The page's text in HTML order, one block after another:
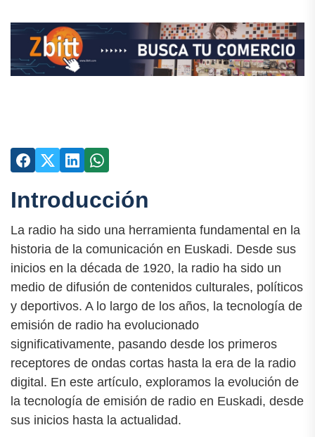
Introducción
La radio ha sido una herramienta fundamental en la
historia de la comunicación en Euskadi. Desde sus
inicios en la década de 1920, la radio ha sido un
medio de difusión de contenidos culturales, políticos
y deportivos. A lo largo de los años, la tecnología de
emisión de radio ha evolucionado
significativamente, pasando desde los primeros
receptores de ondas cortas hasta la era de la radio
digital. En este artículo, exploramos la evolución de
la tecnología de emisión de radio en Euskadi, desde
sus inicios hasta la actualidad.